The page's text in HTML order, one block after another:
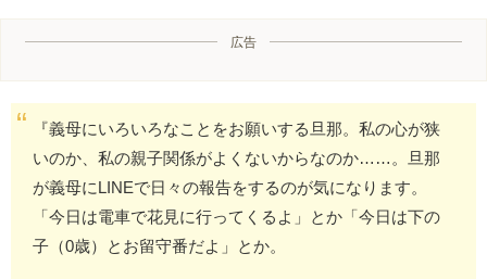
広告
『義母にいろいろなことをお願いする旦那。私の心が狭
いのか、私の親子関係がよくないからなのか……。旦那
が義母にLINEで日々の報告をするのが気になります。
「今日は電車で花見に行ってくるよ」とか「今日は下の
子（0歳）とお留守番だよ」とか。